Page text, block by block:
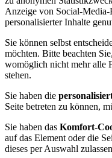
Anzeige von Social-
personalisierter Inhalte
Sie können selbst
möchten. Bitte beachten
womöglich nicht mehr alle
stehen.
Sie haben die
Seite betreten zu können,
Sie haben das Komfort-
auf das Element oder die
dieses per Auswahl